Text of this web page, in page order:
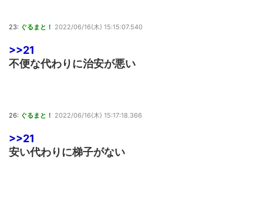
23: ぐるまと！ 2022/06/16(木) 15:15:07.540
>>21
不便な代わりに治安が悪い
26: ぐるまと！ 2022/06/16(木) 15:17:18.366
>>21
安い代わりに梯子がない